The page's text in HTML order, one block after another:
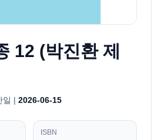
12 (박진환 제
일 | 2026-06-15
ISBN